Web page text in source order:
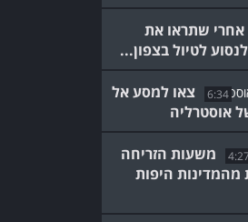
אחרי שתראו את
לטיול בצפון...
6:34
צאו למסע אל
אוסטרליה
4:27
משעות הזריחה
היפות